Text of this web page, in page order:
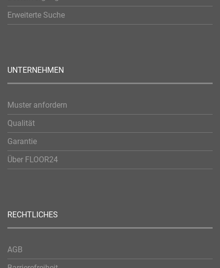
Erweiterte Suche
UNTERNEHMEN
Muster anfordern
Qualität
Garantie
Über FLOOR24
RECHTLICHES
AGB